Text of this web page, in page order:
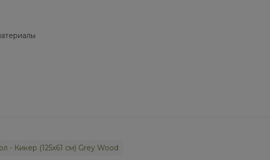
- Кикер (125х61 см) Grey Wood